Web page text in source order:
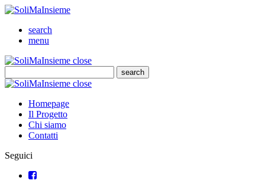
SoliMaInsieme
search
menu
SoliMaInsieme
closeClose
search
Cerca
SoliMaInsieme
closeClose
Homepage
Il Progetto
Chi siamo
Contatti
Seguici
Facebook